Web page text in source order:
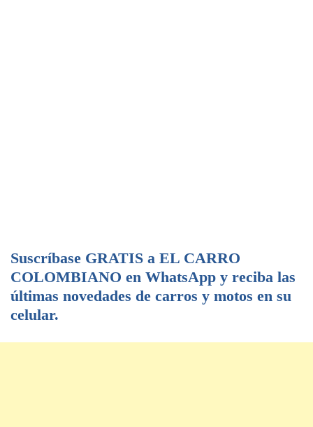
Suscríbase GRATIS a EL CARRO
COLOMBIANO en WhatsApp y reciba las
últimas novedades de carros y motos en su
celular.